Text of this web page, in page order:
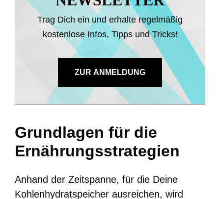
Trag Dich ein und erhalte regelmäßig
kostenlose Infos, Tipps und Tricks!
ZUR ANMELDUNG
Grundlagen für die
Ernährungsstrategien
Anhand der Zeitspanne, für die Deine
Kohlenhydratspeicher ausreichen, wird